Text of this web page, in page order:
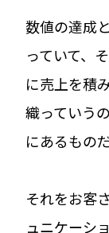
数値の達成
っていて、
に売上を積
織っていう
にあるもの
それをお客
ュニケーシ